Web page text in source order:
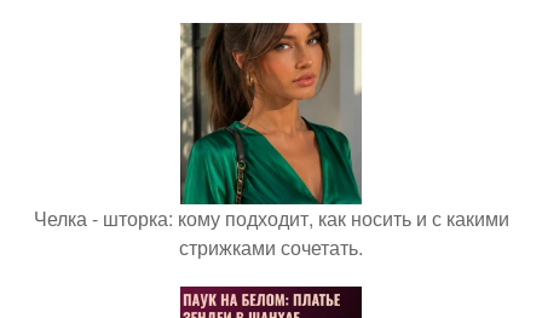
Челка - шторка: кому подходит, как носить и с какими
стрижками сочетать.